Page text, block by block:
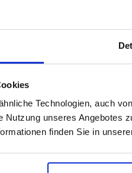
Technologien, auch
Nutzung unseres Angebotes
finden Sie in
Zum